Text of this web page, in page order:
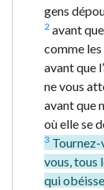
gens
2 avant
comme les
avant que
ne vous
avant que
où elle se
3 Tournez-
vous, tous
qui